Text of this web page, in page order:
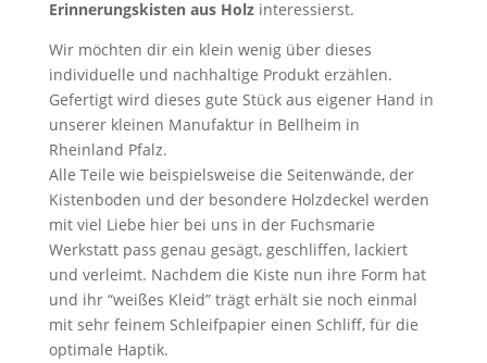
Erinnerungskisten aus Holzinteressierst.
Wir möchten dir ein klein wenig über dieses
individuelle und nachhaltige Produkt erzählen.
Gefertigt wird dieses gute Stück aus eigener Hand in
unserer kleinen Manufaktur in Bellheim in
Rheinland Pfalz.
Alle Teile wie beispielsweise die Seitenwände, der
Kistenboden und der besondere Holzdeckel werden
mit viel Liebe hier bei uns in der Fuchsmarie
Werkstatt pass genau gesägt, geschliffen, lackiert
und verleimt. Nachdem die Kiste nun ihre Form hat
und ihr “weißes Kleid” trägt erhält sie noch einmal
mit sehr feinem Schleifpapier einen Schliff, für die
optimale Haptik.